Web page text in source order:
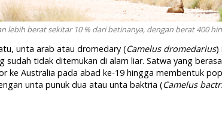
lebih berat sekitar 10 % dari betinanya, dengan berat 400
unta arab atau dromedary (Camelus dromedarius)
sudah tidak ditemukan di alam liar. Satwa yang
ke Australia pada abad ke-19 hingga membentuk
unta punuk dua atau unta baktria (Camelus